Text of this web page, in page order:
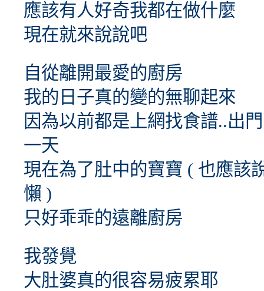
應該有人好奇我都在做什麼
現在就來說說吧
自從離開最愛的廚房
我的日子真的變的無聊起來
因為以前都是上網找食譜..出
一天
現在為了肚中的寶寶 ( 也應該
懶 )
只好乖乖的遠離廚房
我發覺
大肚婆真的很容易疲累耶